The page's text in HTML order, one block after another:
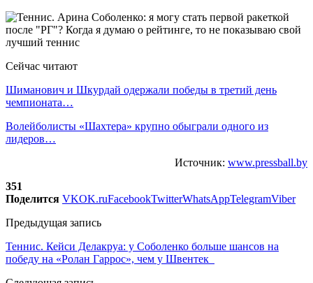
Сейчас читают
Шиманович и Шкурдай одержали победы в третий день
чемпионата…
Волейболисты «Шахтера» крупно обыграли одного из
лидеров…
Источник: www.pressball.by
351
Поделится VKOK.ruFacebookTwitterWhatsAppTelegramViber
Предыдущая запись
Теннис. Кейси Делакруа: у Соболенко больше шансов на
победу на «Ролан Гаррос», чем у Швентек